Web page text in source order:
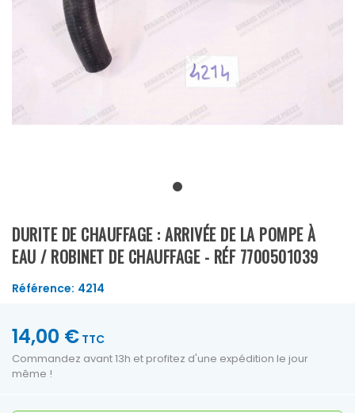
DURITE DE CHAUFFAGE : ARRIVÉE DE LA POMPE À
EAU / ROBINET DE CHAUFFAGE - RÉF 7700501039
Référence: 4214
14,00 € TTC
Commandez avant 13h et profitez d'une expédition le jour
même !